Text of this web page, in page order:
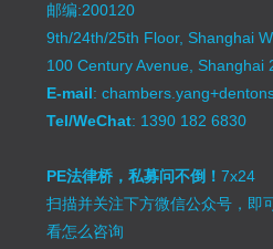
邮编:200120
9th/24th/25th Floor, Shanghai
100 Century Avenue, Shanghai
E-mail:
Tel/WeChat: 1390 182 6830
PE法律桥，私募问不倒！7x24
扫描并关注下方微信公众号，即
看怎么咨询